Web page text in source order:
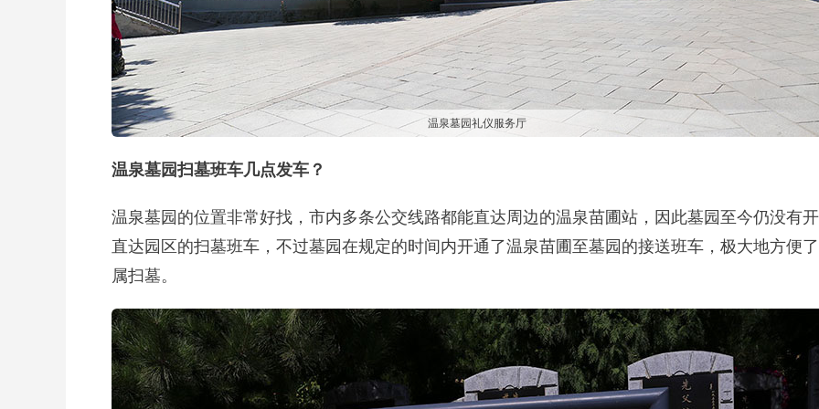
温泉墓园礼仪服务厅
温泉墓园扫墓班车几点发车？
温泉墓园的位置非常好找，市内多条公交线路都能直达周边的温泉苗圃站，因此墓园至今仍没有
直达园区的扫墓班车，不过墓园在规定的时间内开通了温泉苗圃至墓园的接送班车，极大地方便
属扫墓。